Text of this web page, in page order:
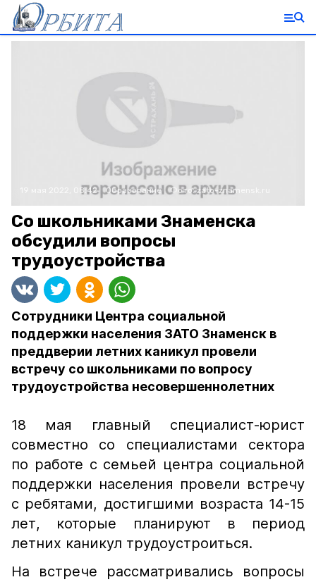
19 мая 2022, 08:42 Образование Фото:zato-znamensk.ru
Со школьниками Знаменска
обсудили вопросы
трудоустройства
Сотрудники Центра социальной
поддержки населения ЗАТО Знаменск в
преддверии летних каникул провели
встречу со школьниками по вопросу
трудоустройства несовершеннолетних
18 мая главный специалист-юрист
совместно со специалистами сектора
по работе с семьей центра социальной
поддержки населения провели встречу
с ребятами, достигшими возраста 14-15
лет, которые планируют в период
летних каникул трудоустроиться.
На встрече рассматривались вопросы